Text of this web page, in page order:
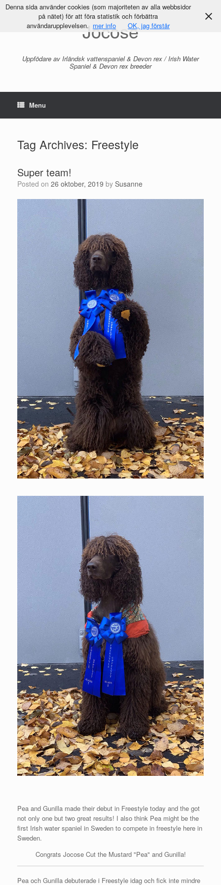
Jocose
Uppfödare av Irländsk vattenspaniel & Devon rex / Irish Water
Spaniel & Devon rex breeder
Menu
Tag Archives: Freestyle
Super team!
Posted on 26 oktober, 2019 by Susanne
Pea and Gunilla made their debut in Freestyle today and the got
not only one but two great results! I also think Pea might be the
first Irish water spaniel in Sweden to compete in freestyle here in
Sweden.
Congrats Jocose Cut the Mustard "Pea" and Gunilla!
Pea och Gunilla debuterade i Freestyle idag och fick inte mindre
Denna sida använder cookies (som majoriteten av alla webbsidor
på nätet) för att föra statistik och förbättra
användarupplevelsen. mer info OK, jag förstår